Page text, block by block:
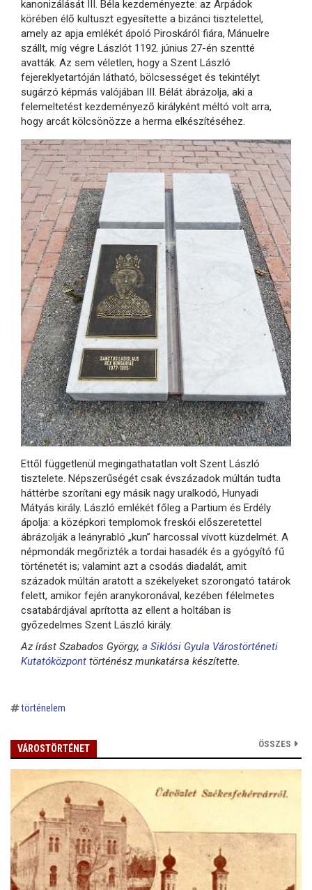
kanonizálását III. Béla kezdeményezte: az Árpádok
körében élő kultuszt egyesítette a bizánci tisztelettel,
amely az apja emlékét ápoló Piroskáról fiára, Mánuelre
szállt, míg végre Lászlót 1192. június 27-én szentté
avatták. Az sem véletlen, hogy a Szent László
fejereklyetartóján látható, bölcsességet és tekintélyt
sugárzó képmás valójában III. Bélát ábrázolja, aki a
felemeltetést kezdeményező királyként méltó volt arra,
hogy arcát kölcsönözze a herma elkészítéséhez.
Ettől függetlenül megingathatatlan volt Szent László
tisztelete. Népszerűségét csak évszázadok múltán tudta
háttérbe szorítani egy másik nagy uralkodó, Hunyadi
Mátyás király. László emlékét főleg a Partium és Erdély
ápolja: a középkori templomok freskói előszeretettel
ábrázolják a leányrabló „kun” harcossal vívott küzdelmét. A
népmondák megőrizték a tordai hasadék és a gyógyító fű
történetét is; valamint azt a csodás diadalát, amit
századok múltán aratott a székelyeket szorongató tatárok
felett, amikor fején aranykoronával, kezében félelmetes
csatabárdjával aprította az ellent a holtában is
győzedelmes Szent László király.
Az írást Szabados György, a Siklósi Gyula Várostörténeti
Kutatóközpont történész munkatársa készítette.
történelem
VÁROSTÖRTÉNET ÖSSZES